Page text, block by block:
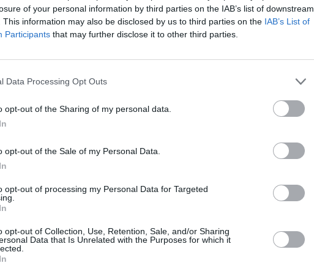
of your personal information by third parties on the IAB’s list of downstream
This information may also be disclosed by us to third parties on the IAB’s List of
Participants that may further disclose it to other third parties.
Data Processing Opt Outs
opt-out of the Sharing of my personal data.
opt-out of the Sale of my Personal Data.
opt-out of processing my Personal Data for Targeted
opt-out of Collection, Use, Retention, Sale, and/or Sharing
Data that Is Unrelated with the Purposes for which it
Νιάγκαμε 15.44.14.
των